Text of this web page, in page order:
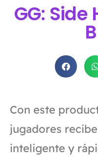
GG:
Con este
jugadores
inteligente y